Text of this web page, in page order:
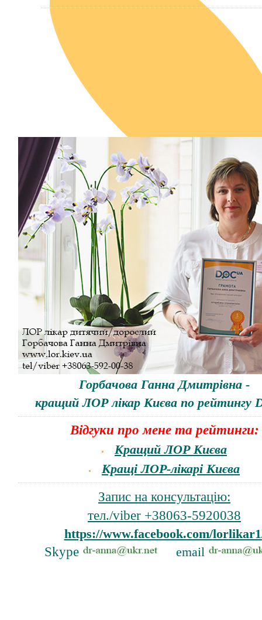
Горбачова Ганна Дмитрівна -
кращий ЛОР лікар Києва по рейтингу
Відгуки про мене та рейтинги:
Кращий ЛОР Києва
Кращі ЛОР-лікарі Києва
Запис на консультацію:
тел./viber +38063-5920038
https://www.facebook.com/lorlikar1
Skype
email